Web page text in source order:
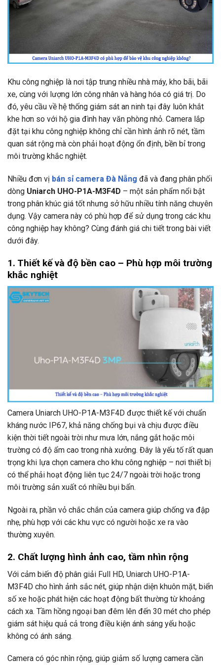
Khu công nghiệp là nơi tập trung nhiều nhà máy, kho bãi, bãi
xe, cùng với lượng lớn công nhân và hàng hóa có giá trị. Do
đó, yêu cầu về hệ thống giám sát an ninh tại đây luôn khắt
khe hơn so với hộ gia đình hay văn phòng nhỏ. Camera lắp
đặt tại khu công nghiệp không chỉ cần hình ảnh rõ nét, tầm
quan sát rộng mà còn phải hoạt động ổn định, bền bỉ trong
môi trường khắc nghiệt.
Nhiều đơn vị bán sỉ camera Đà Nẵng đã và đang phân phối
dòng Uniarch UHO-P1A-M3F4D – một sản phẩm nổi bật
trong phân khúc giá tốt nhưng sở hữu nhiều tính năng chuyên
dụng. Vậy camera này có phù hợp để sử dụng trong các khu
công nghiệp hay không? Cùng đánh giá chi tiết trong bài viết
dưới đây.
1. Thiết kế và độ bền cao – Phù hợp môi trường
khắc nghiệt
Camera Uniarch UHO-P1A-M3F4D được thiết kế với chuẩn
kháng nước IP67, khả năng chống bụi và chịu được điều
kiện thời tiết ngoài trời như mưa lớn, nắng gắt hoặc môi
trường có độ ẩm cao trong nhà xưởng. Đây là yếu tố rất quan
trọng khi lựa chọn camera cho khu công nghiệp – nơi thiết bị
có thể phải hoạt động liên tục 24/7 ngoài trời hoặc trong
môi trường sản xuất có nhiều bụi bẩn.
Ngoài ra, phần vỏ chắc chắn của camera giúp chống va đập
nhẹ, phù hợp với các khu vực có người hoặc xe ra vào
thường xuyên.
2. Chất lượng hình ảnh cao, tầm nhìn rộng
Với cảm biến độ phân giải Full HD, Uniarch UHO-P1A-
M3F4D cho hình ảnh sắc nét, giúp nhận diện khuôn mặt, biển
số xe hoặc phát hiện các hoạt động bất thường từ khoảng
cách xa. Tầm hồng ngoại ban đêm lên đến 30 mét cho phép
giám sát hiệu quả cả trong điều kiện ánh sáng yếu hoặc
không có ánh sáng.
Camera có góc nhìn rộng, giúp giảm số lượng camera cần